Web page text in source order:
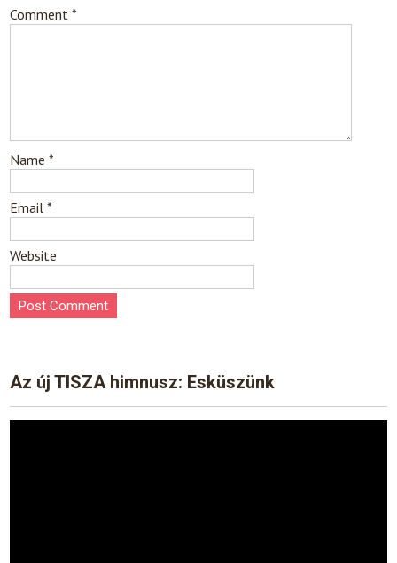
Comment*
Name*
Email*
Website
Az új TISZA himnusz: Esküszünk